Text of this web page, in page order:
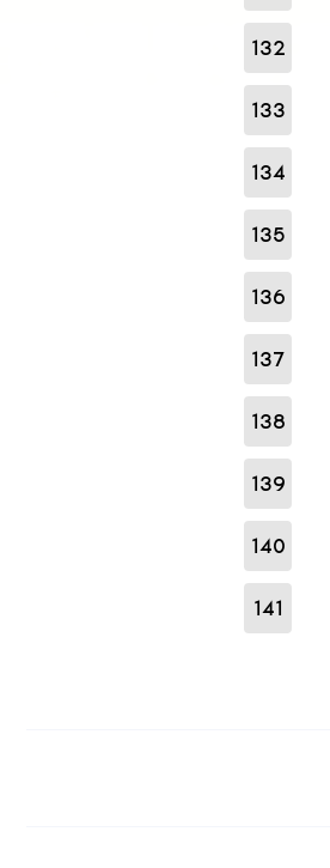
132
133
134
135
136
137
138
139
140
141